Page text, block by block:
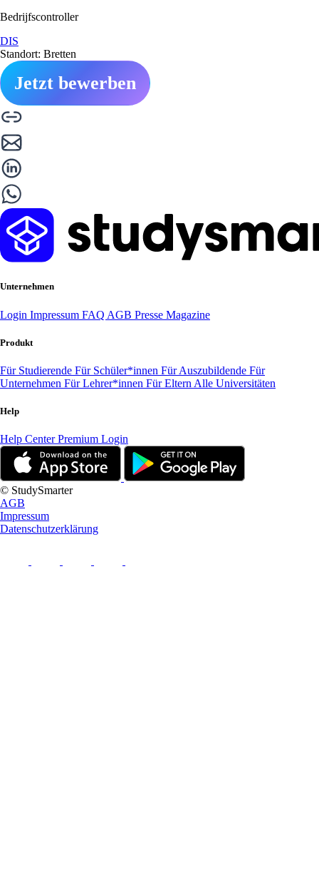
Bedrijfscontroller
DIS
Standort: Bretten
Jetzt bewerben
Unternehmen
Login Impressum FAQ AGB Presse Magazine
Produkt
Für Studierende Für Schüler*innen Für Auszubildende Für
Unternehmen Für Lehrer*innen Für Eltern Alle Universitäten
Help
Help CenterPremium Login
© StudySmarter
AGB
Impressum
Datenschutzerklärung